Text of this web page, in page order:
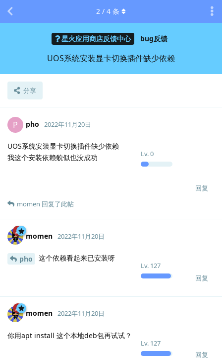
星火应用商店反馈中心 bug反馈
UOS系统安装显卡切换插件缺少依赖
分享
2 / 4 条
P pho
Lv.0
2022年11月20日
UOS系统安装显卡切换插件缺少依赖
我这个安装依赖貌似也没成功
回复
momen 回复了此帖
momen
Lv. 127
2022年11月20日
pho 这个依赖看起来已安装呀
回复
momen
Lv. 127
2022年11月20日
你用apt install 这个本地deb包再试试？
回复